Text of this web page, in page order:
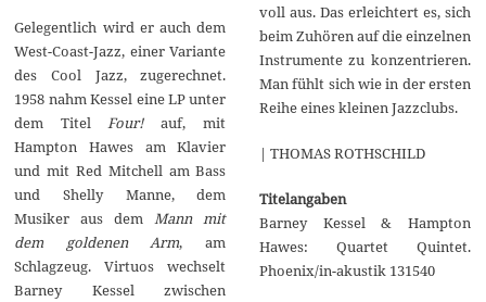
Gelegentlich wird er auch dem
West-Coast-Jazz, einer Variante
des Cool Jazz, zugerechnet.
1958 nahm Kessel eine LP unter
dem TitelFour!auf, mit
Hampton Hawes am Klavier
und mit Red Mitchell am Bass
und Shelly Manne, dem
Musiker aus demMann mit
dem goldenen Arm, am
Schlagzeug. Virtuos wechselt
Barney Kessel zwischen
voll aus. Das erleichtert es, sich
beim Zuhören auf die einzelnen
Instrumente zu konzentrieren.
Man fühlt sich wie in der ersten
Reihe eines kleinen Jazzclubs.
| THOMAS ROTHSCHILD
Titelangaben
Barney Kessel & Hampton
Hawes: Quartet Quintet.
Phoenix/in-akustik 131540